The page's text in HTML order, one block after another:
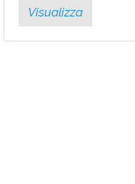
minimi...
Visualizza